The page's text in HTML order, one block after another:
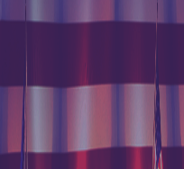
港丰动态>
跨境企业创商机研讨会
业创商机研讨会—